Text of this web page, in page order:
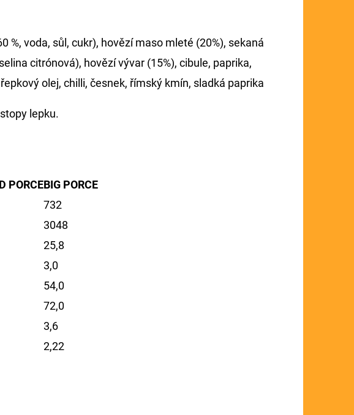
%, voda, sůl, cukr), hovězí maso mleté (20%), sekaná
citrónová), hovězí vývar (15%), cibule, paprika,
olej, chilli, česnek, římský kmín, sladká paprika
lepku.
PORCEBIG PORCE
732
3048
25,8
3,0
54,0
72,0
3,6
2,22